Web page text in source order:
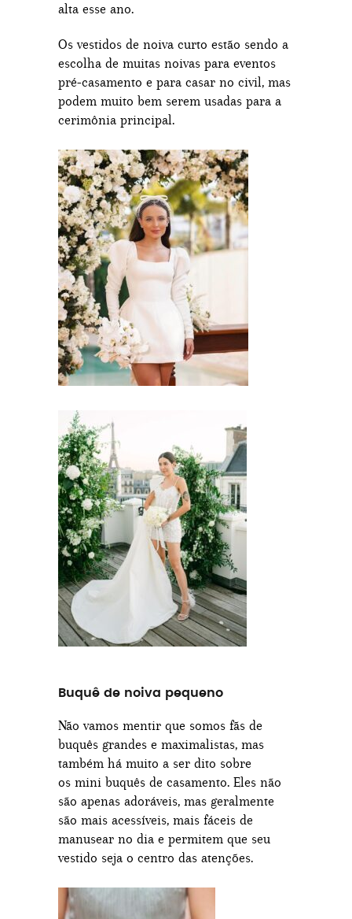
alta esse ano.
Os vestidos de noiva curto estão sendo a
escolha de muitas noivas para eventos
pré-casamento e para casar no civil, mas
podem muito bem serem usadas para a
cerimônia principal.
Buquê de noiva pequeno
Não vamos mentir que somos fãs de
buquês grandes e maximalistas, mas
também há muito a ser dito sobre
os mini buquês de casamento. Eles não
são apenas adoráveis, mas geralmente
são mais acessíveis, mais fáceis de
manusear no dia e permitem que seu
vestido seja o centro das atenções.